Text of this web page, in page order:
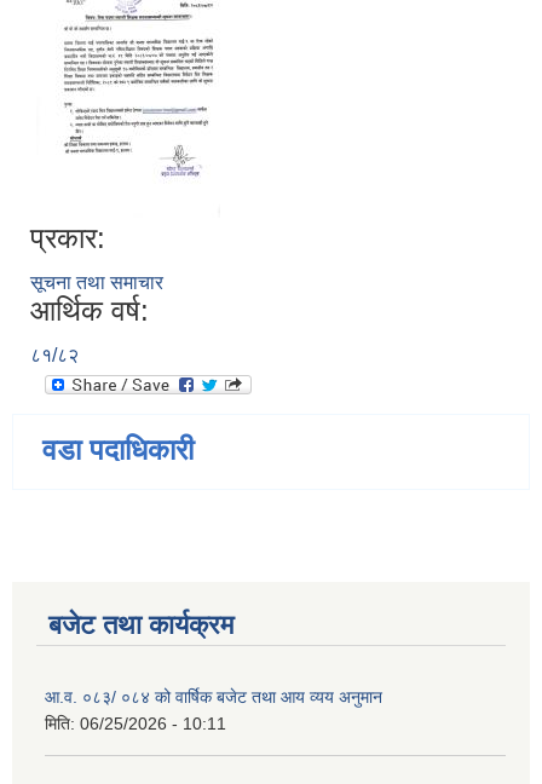
प्रकार:
सूचना तथा समाचार
आर्थिक वर्ष:
८१/८२
वडा पदाधिकारी
बजेट तथा कार्यक्रम
आ.व. ०८३/ ०८४ को वार्षिक बजेट तथा आय व्यय अनुमान
मिति: 06/25/2026 - 10:11